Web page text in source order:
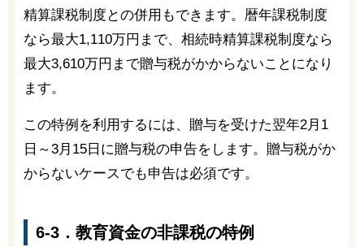
精算課税制度との併用もできます。暦年課税制度
なら最大1,110万円まで、相続時精算課税制度なら
最大3,610万円まで贈与税がかからないことになり
ます。
この特例を利用するには、贈与を受けた翌年2月1
日～3月15日に贈与税の申告をします。贈与税がか
からないケースでも申告は必須です。
6-3．教育資金の非課税の特例